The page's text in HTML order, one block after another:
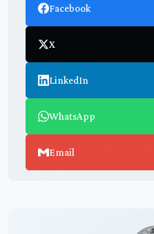
Facebook
X
LinkedIn
WhatsApp
Email